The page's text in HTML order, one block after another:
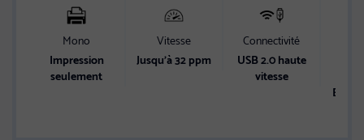
Mono
Impression
seulement
Vitesse
Jusqu’à 32 ppm
Connectivité
USB 2.0 haute
vitesse
Bac à